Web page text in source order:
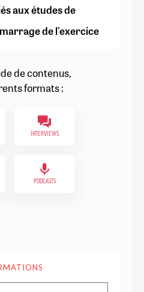
aux études de
de l'exercice
de contenus,
formats :
INTERVIEWS
PODCASTS